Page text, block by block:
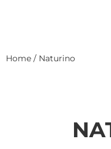
Home / Naturino